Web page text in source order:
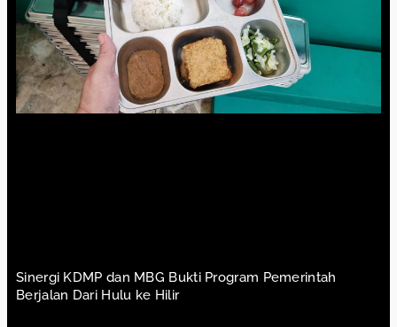
Sinergi KDMP dan MBG Bukti Program Pemerintah
Berjalan Dari Hulu ke Hilir